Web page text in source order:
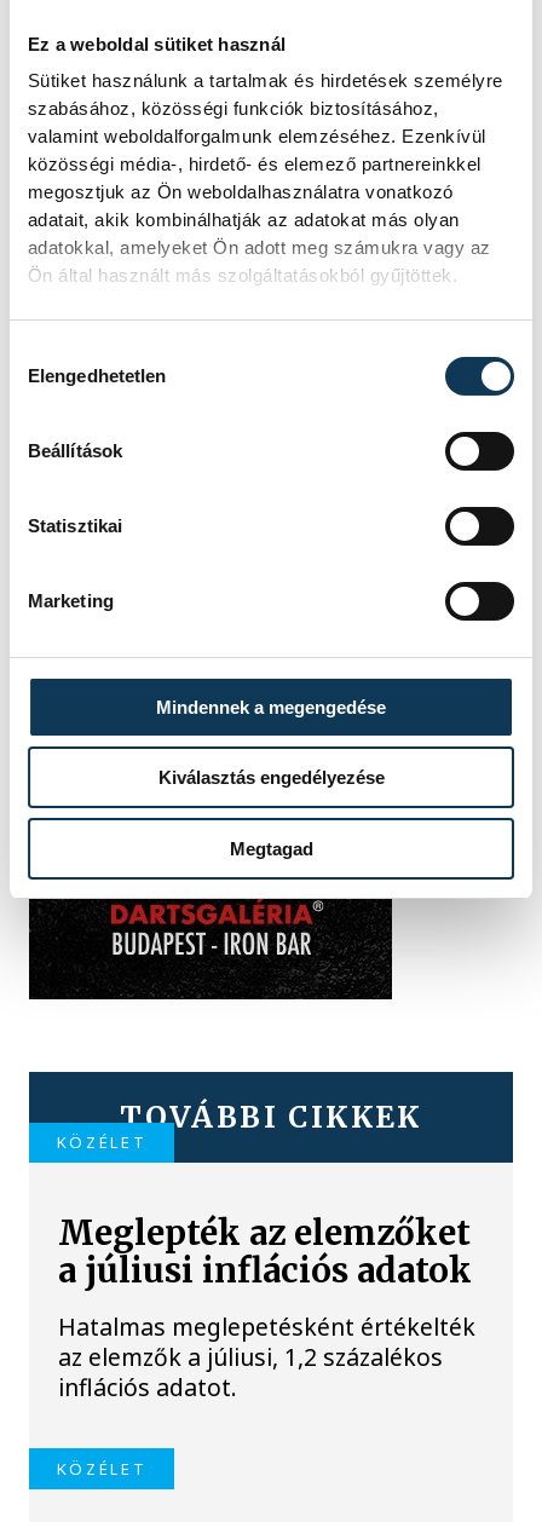
Ez a weboldal sütiket használ
Sütiket használunk a tartalmak és hirdetések személyre
szabásához, közösségi funkciók biztosításához,
valamint weboldalforgalmunk elemzéséhez. Ezenkívül
közösségi média-, hirdető- és elemező partnereinkkel
megosztjuk az Ön weboldalhasználatra vonatkozó
adatait, akik kombinálhatják az adatokat más olyan
adatokkal, amelyeket Ön adott meg számukra vagy az
Ön által használt más szolgáltatásokból gyűjtöttek.
Elengedhetetlen
Beállítások
Statisztikai
Marketing
Mindennek a megengedése
Kiválasztás engedélyezése
Megtagad
vehir.hu
TOVÁBBI CIKKEK
KÖZÉLET
Meglepték az elemzőket
a júliusi inflációs adatok
Hatalmas meglepetésként értékelték
az elemzők a júliusi, 1,2 százalékos
inflációs adatot.
KÖZÉLET